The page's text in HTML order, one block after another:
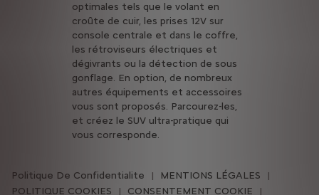
optimales tels que le volant en
croûte de cuir, les prises 12V sur
console centrale et dans le coffre,
les rétroviseurs électriques et
dégivrants ou la détection de sous
gonflage. En option, de nombreux
autres équipements et accessoires
vous sont proposés. Parcourez-les,
et créez le SUV ultra-pratique qui
vous corresponde.
Politique De Confidentialite
MENTIONS LÉGALES
POLITIQUE COOKIES
CONSENTEMENT COOKIE